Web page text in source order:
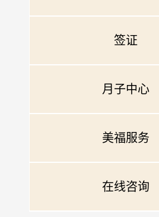
签证
月子中心
美福服务
在线咨询